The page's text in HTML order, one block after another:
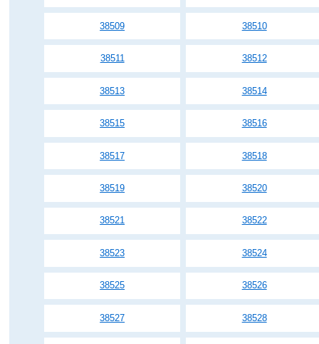
38509 38510
38511 38512
38513 38514
38515 38516
38517 38518
38519 38520
38521 38522
38523 38524
38525 38526
38527 38528